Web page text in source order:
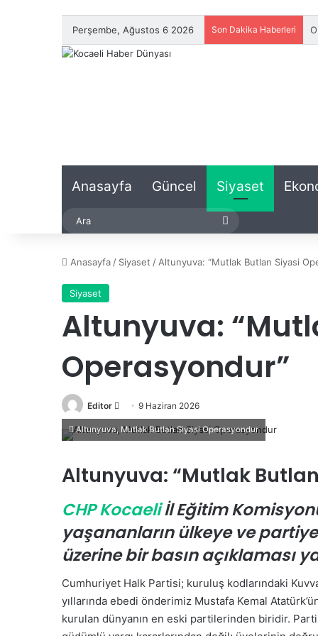
Perşembe, Ağustos 6 2026 Son Dakika Haberleri
Anasayfa Güncel Siyaset
Anasayfa / Siyaset / Altunyuva: “Mutlak Butlan Siyasi
Siyaset
Altunyuva:
Operasyondur”
Editor
r
-
o
a
d
9 Haziran 2026
Altunyuva, Mutlak Butlan Siyasi Operasyondur
Altunyuva: “Mutlak
CHP Kocaeliİl Eğitim
yaşananların ülkeye ve
üzerine bir basın açıklaması
Cumhuriyet Halk Partisi; kuruluş kodlarındaki
yıllarında ebedi önderimiz Mustafa Kemal
kurulan dünyanın en eski partilerinden biridir.